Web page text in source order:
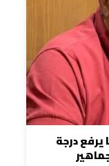
يرفع درجة
جماهير